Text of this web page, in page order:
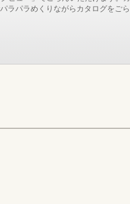
ラパラめくりながらカタログをごら